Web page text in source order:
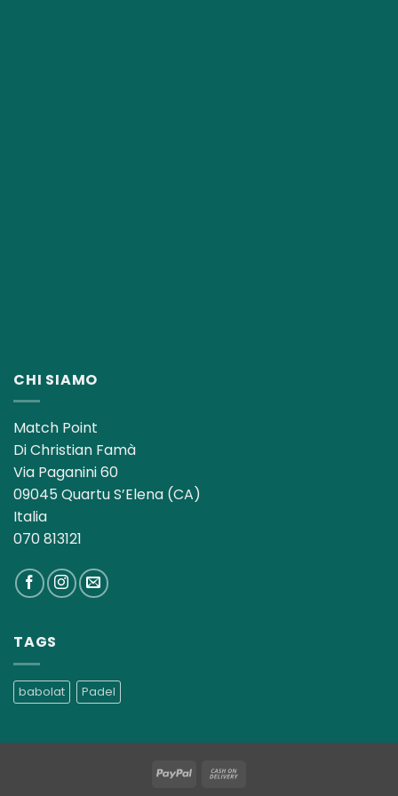
CHI SIAMO
Match Point
Di Christian Famà
Via Paganini 60
09045 Quartu S’Elena (CA)
Italia
070 813121
TAGS
babolat Padel
PayPal